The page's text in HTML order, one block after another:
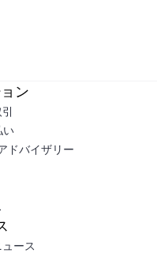
ン
い
ドバイザリー
ース